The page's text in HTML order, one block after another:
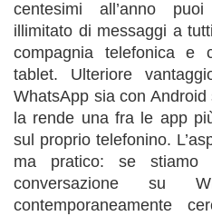
centesimi all’anno
illimitato di messaggi a
compagnia telefonica e
tablet. Ulteriore
WhatsApp sia con
la rende una fra le app
sul proprio telefonino.
ma pratico: se stiamo
conversazione su
contemporaneamente